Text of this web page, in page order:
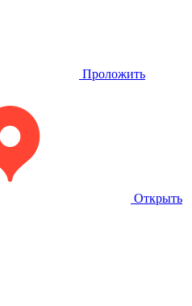
Проложить
Открыть